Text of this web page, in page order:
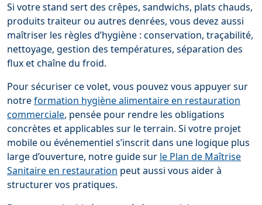
Si votre stand sert des crêpes, sandwichs, plats chauds,
produits traiteur ou autres denrées, vous devez aussi
maîtriser les règles d’hygiène : conservation, traçabilité,
nettoyage, gestion des températures, séparation des
flux et chaîne du froid.
Pour sécuriser ce volet, vous pouvez vous appuyer sur
notreformation hygiène alimentaire en restauration
commerciale, pensée pour rendre les obligations
concrètes et applicables sur le terrain. Si votre projet
mobile ou événementiel s’inscrit dans une logique plus
large d’ouverture, notre guide sur le Plan de Maîtrise
Sanitaire en restauration peut aussi vous aider à
structurer vos pratiques.